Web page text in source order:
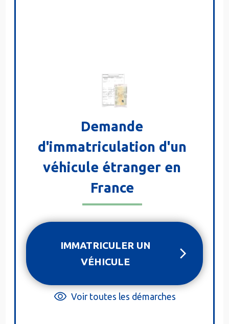
Demande
d'immatriculation d'un
véhicule étranger en
France
IMMATRICULER UN
VÉHICULE
Voir toutes les démarches